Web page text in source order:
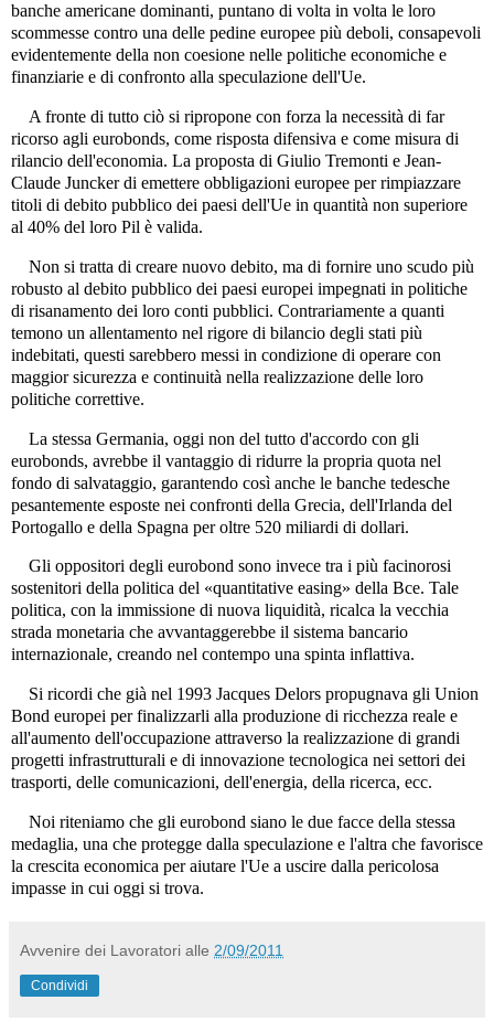
banche americane dominanti, puntano di volta in volta le loro
scommesse contro una delle pedine europee più deboli, consapevoli
evidentemente della non coesione nelle politiche economiche e
finanziarie e di confronto alla speculazione dell'Ue.
A fronte di tutto ciò si ripropone con forza la necessità di far
ricorso agli eurobonds, come risposta difensiva e come misura di
rilancio dell'economia. La proposta di Giulio Tremonti e Jean-
Claude Juncker di emettere obbligazioni europee per rimpiazzare
titoli di debito pubblico dei paesi dell'Ue in quantità non superiore
al 40% del loro Pil è valida.
Non si tratta di creare nuovo debito, ma di fornire uno scudo più
robusto al debito pubblico dei paesi europei impegnati in politiche
di risanamento dei loro conti pubblici. Contrariamente a quanti
temono un allentamento nel rigore di bilancio degli stati più
indebitati, questi sarebbero messi in condizione di operare con
maggior sicurezza e continuità nella realizzazione delle loro
politiche correttive.
La stessa Germania, oggi non del tutto d'accordo con gli
eurobonds, avrebbe il vantaggio di ridurre la propria quota nel
fondo di salvataggio, garantendo così anche le banche tedesche
pesantemente esposte nei confronti della Grecia, dell'Irlanda del
Portogallo e della Spagna per oltre 520 miliardi di dollari.
Gli oppositori degli eurobond sono invece tra i più facinorosi
sostenitori della politica del «quantitative easing» della Bce. Tale
politica, con la immissione di nuova liquidità, ricalca la vecchia
strada monetaria che avvantaggerebbe il sistema bancario
internazionale, creando nel contempo una spinta inflattiva.
Si ricordi che già nel 1993 Jacques Delors propugnava gli Union
Bond europei per finalizzarli alla produzione di ricchezza reale e
all'aumento dell'occupazione attraverso la realizzazione di grandi
progetti infrastrutturali e di innovazione tecnologica nei settori dei
trasporti, delle comunicazioni, dell'energia, della ricerca, ecc.
Noi riteniamo che gli eurobond siano le due facce della stessa
medaglia, una che protegge dalla speculazione e l'altra che favorisce
la crescita economica per aiutare l'Ue a uscire dalla pericolosa
impasse in cui oggi si trova.
Avvenire dei Lavoratori alle 2/09/2011
Condividi